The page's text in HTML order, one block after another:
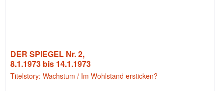
DER SPIEGEL Nr. 2,
8.1.1973 bis 14.1.1973
Titelstory: Wachstum / Im Wohlstand ersticken?